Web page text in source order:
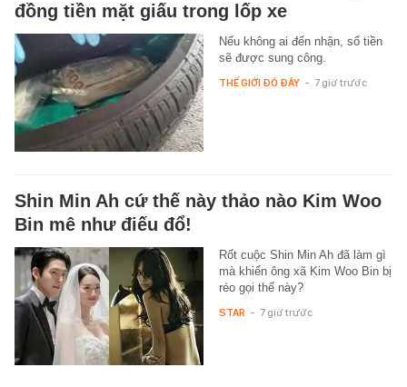
đồng tiền mặt giấu trong lốp xe
Nếu không ai đến nhận, số tiền
sẽ được sung công.
THẾ GIỚI ĐÓ ĐÂY - 7 giờ trước
Shin Min Ah cứ thế này thảo nào Kim Woo
Bin mê như điếu đổ!
Rốt cuộc Shin Min Ah đã làm gì
mà khiến ông xã Kim Woo Bin bị
réo gọi thế này?
STAR - 7 giờ trước